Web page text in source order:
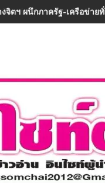
จิตฯ ผนึกภาครัฐ-เครือข่าย